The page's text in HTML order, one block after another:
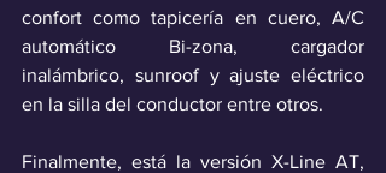
confort como tapicería en cuero, A/C
automático Bi-zona, cargador
inalámbrico, sunroof y ajuste eléctrico
en la silla del conductor entre otros.
Finalmente, está la versión X-Line AT,